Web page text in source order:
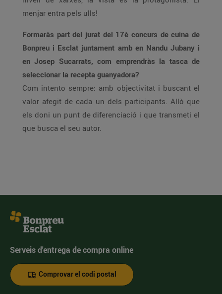
menjar entra pels ulls!
Formaràs part del jurat del 17è concurs de cuina de
Bonpreu i Esclat juntament amb en Nandu Jubany i
en Josep Sucarrats, com emprendràs la tasca de
seleccionar la recepta guanyadora?
Com intento sempre: amb objectivitat i buscant el
valor afegit de cada un dels participants. Allò que
els doni un punt de diferenciació i que transmeti el
que busca el seu autor.
Serveis d'entrega de compra online
Comprovar el codi postal